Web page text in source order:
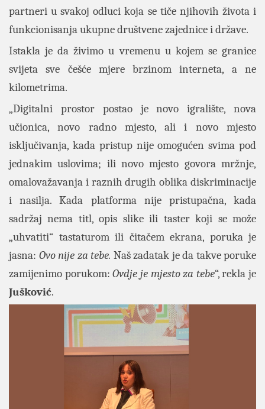
partneri u svakoj odluci koja se tiče njihovih života i
funkcionisanja ukupne društvene zajednice i države.
Istakla je da živimo u vremenu u kojem se granice
svijeta sve češće mjere brzinom interneta, a ne
kilometrima.
„Digitalni prostor postao je novo igralište, nova
učionica, novo radno mjesto, ali i novo mjesto
isključivanja, kada pristup nije omogućen svima pod
jednakim uslovima; ili novo mjesto govora mržnje,
omalovažavanja i raznih drugih oblika diskriminacije
i nasilja. Kada platforma nije pristupačna, kada
sadržaj nema titl, opis slike ili taster koji se može
„uhvatiti“ tastaturom ili čitačem ekrana, poruka je
jasna: Ovo nije za tebe. Naš zadatak je da takve poruke
zamijenimo porukom:Ovdje je mjesto za tebe“, rekla je
Jušković.